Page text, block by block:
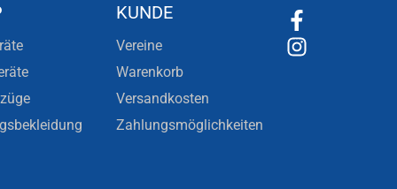
KUNDE
Vereine
Warenkorb
Versandkosten
Zahlungsmöglichkeiten